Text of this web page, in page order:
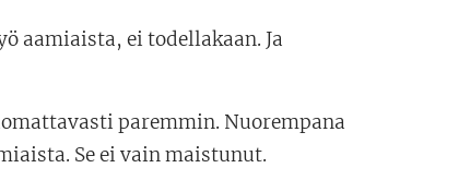
aamiaista, ei todellakaan. Ja
paremmin. Nuorempana
Se ei vain maistunut.